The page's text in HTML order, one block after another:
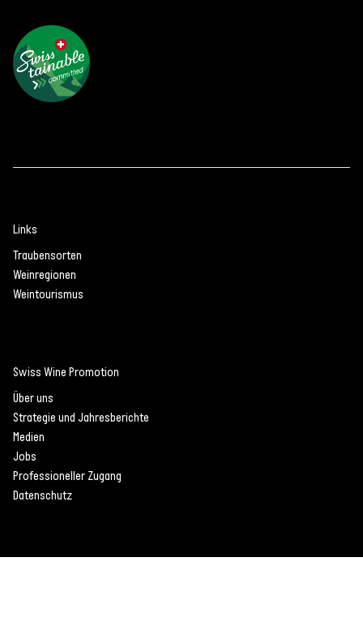
Links
Traubensorten
Weinregionen
Weintourismus
Swiss Wine Promotion
Über uns
Strategie und Jahresberichte
Medien
Jobs
Professioneller Zugang
Datenschutz